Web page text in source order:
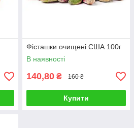
Фісташки очищені США 100г
В наявності
140,80 ₴ 160 ₴
Купити